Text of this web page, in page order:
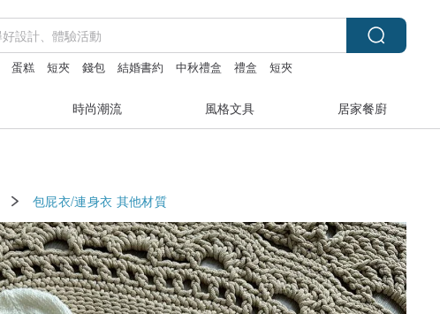
蛋糕 短夾 錢包 結婚書約 中秋禮盒 禮盒 短夾
時尚潮流 風格文具 居家餐廚
包屁衣/連身衣 其他材質